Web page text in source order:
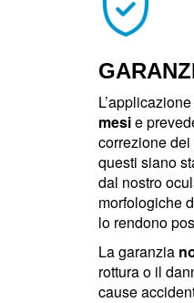
mesie
correzione
questi siano
dal nostro
morfologiche
lo rendono
La garanzia
rottura o il
cause